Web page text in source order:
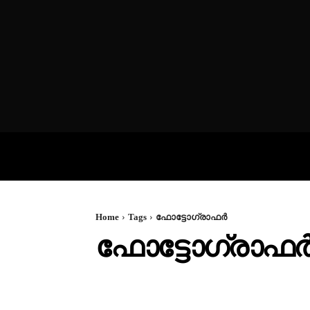
Home Tags ഫോട്ടോഗ്രാഫർ